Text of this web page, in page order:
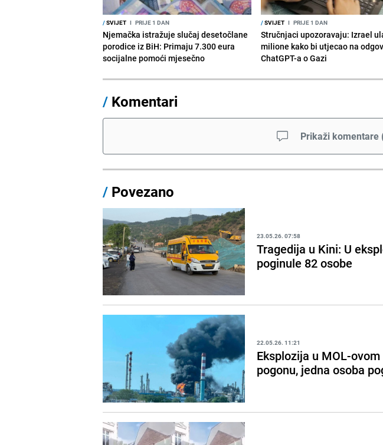
/SVIJET I PRIJE 1 DAN
Njemačka istražuje slučaj desetočlane
porodice iz BiH: Primaju 7.300 eura
socijalne pomoći mjesečno
/SVIJET I PRIJE 1 DAN
Stručnjaci upozoravaju: Izrael
milione kako bi utjecao na
ChatGPT-a o Gazi
/ Komentari
Prikaži komentare
/ Povezano
23.05.26. 07:58
Tragedija u Kini: U
poginule 82 osobe
22.05.26. 11:21
Eksplozija u MOL-
pogonu, jedna osoba